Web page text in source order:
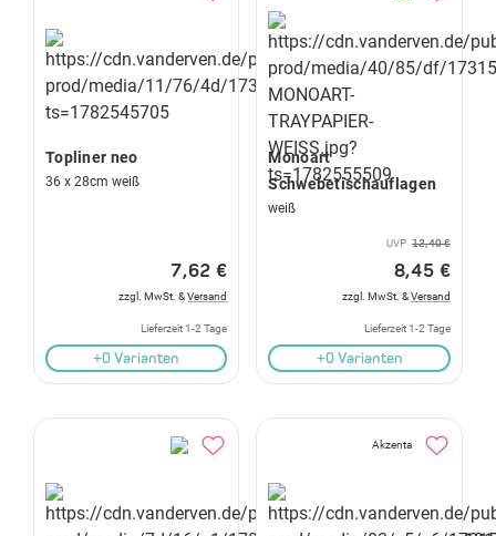
Topliner neo
36 x 28cm weiß
7,62 €
zzgl. MwSt. &Versand
Lieferzeit 1-2 Tage
+0 Varianten
Monoart
Schwebetischauflagen
weiß
UVP 12,40 €
8,45 €
zzgl. MwSt. &Versand
Lieferzeit 1-2 Tage
+0 Varianten
Akzenta